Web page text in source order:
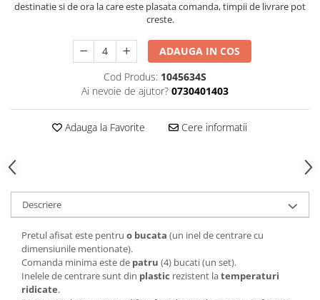
destinatie si de ora la care este plasata comanda, timpii de livrare pot
creste.
ADAUGA IN COS
Cod Produs: 1045634S
Ai nevoie de ajutor? 0730401403
Adauga la Favorite Cere informatii
Descriere
Pretul afisat este pentru o bucata (un inel de centrare cu
dimensiunile mentionate).
Comanda minima este de patru (4) bucati (un set).
Inelele de centrare sunt din plastic rezistent latemperaturi
ridicate.